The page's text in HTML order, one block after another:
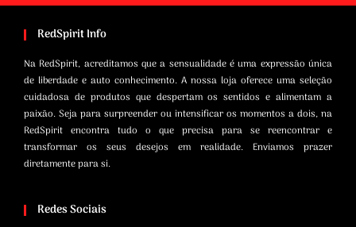
RedSpirit Info
Na RedSpirit, acreditamos que a sensualidade é uma expressão única
de liberdade e auto conhecimento. A nossa loja oferece uma seleção
cuidadosa de produtos que despertam os sentidos e alimentam a
paixão. Seja para surpreender ou intensificar os momentos a dois, na
RedSpirit encontra tudo o que precisa para se reencontrar e
transformar os seus desejos em realidade. Enviamos prazer
diretamente para si.
Redes Sociais